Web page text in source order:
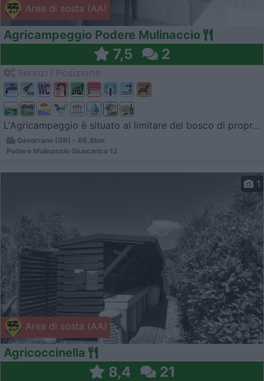
Area di sosta (AA)
Agricampeggio Podere Mulinaccio
7,5 2
L'Agricampeggio è situato al limitare del bosco di propr...
Gavorrano (GR) - 66.8km
Podere Mulinaccio Giuncarico 12
Area di sosta (AA)
1
Agricoccinella
8,4 21